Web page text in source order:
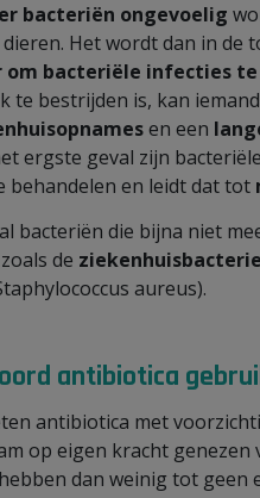
bacteriën ongevoelig
Het wordt dan in de
om bacteriële infecties
te bestrijden is, kan
en een
ergste geval zijn
behandelen en leidt dat tot
bacteriën die bijna niet
de ziekenhuisbacterie
aureus).
antibiotica
antibiotica met
op eigen kracht genezen
dan weinig tot geen